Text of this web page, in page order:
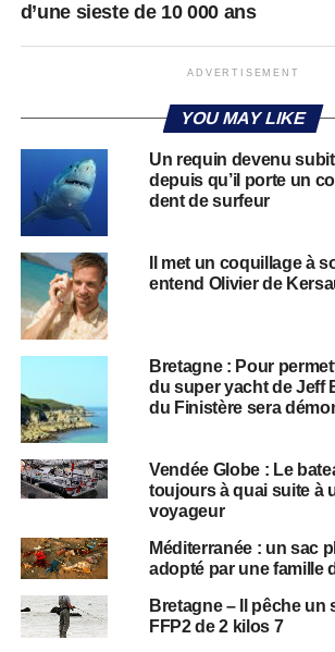
d’une sieste de 10 000 ans
ADVERTISEMENT
YOU MAY LIKE
Un requin devenu
depuis qu’il porte un
dent de surfeur
Il met un coquillage à
entend Olivier de
Bretagne : Pour
du super yacht de Jeff
du Finistère sera
Vendée Globe : Le
toujours à quai suite à
voyageur
Méditerranée : un sac
adopté par une famille
Bretagne – Il pêche un
FFP2 de 2 kilos 7